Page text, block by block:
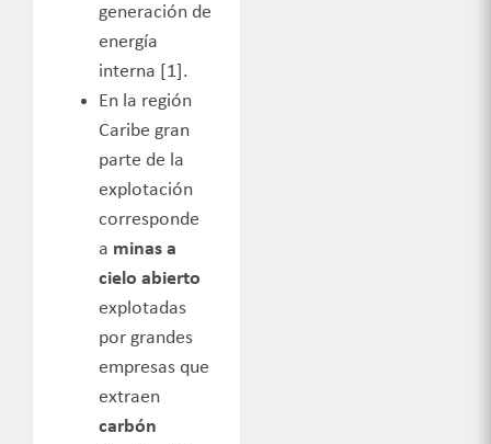
generación de
energía
interna [1].
En la región
Caribe gran
parte de la
explotación
corresponde
a minas a
cielo abierto
explotadas
por grandes
empresas que
extraen
carbón